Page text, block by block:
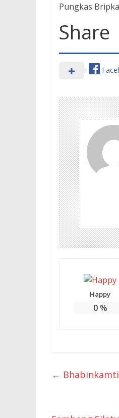
Pungkas
Share
Happy
0%
←